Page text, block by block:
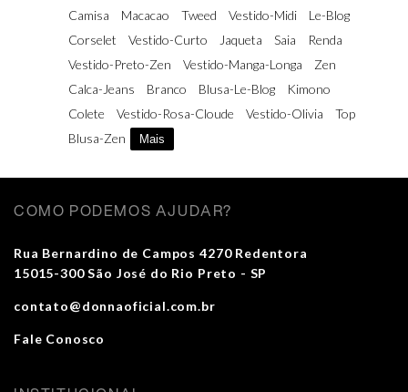
Camisa
Macacao Tweed Vestido-Midi
Le-Blog
Corselet
Vestido-Curto Jaqueta Saia
Renda
Vestido-Preto-Zen
Vestido-Manga-Longa
Zen
Calca-Jeans
Branco Blusa-Le-Blog
Kimono
Colete
Vestido-Rosa-Cloude Vestido-Olivia
Top
Blusa-Zen
Mais
COMO PODEMOS AJUDAR?
Rua Bernardino de Campos 4270 Redentora
15015-300 São José do Rio Preto - SP
contato@donnaoficial.com.br
Fale Conosco